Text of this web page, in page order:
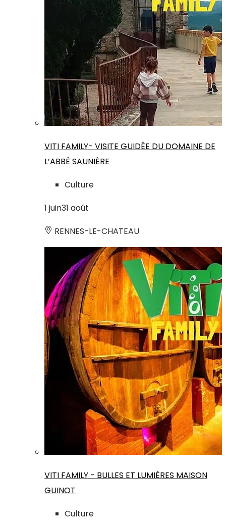
VITI FAMILY- VISITE GUIDÉE DU DOMAINE DE
L’ABBÉ SAUNIÈRE
Culture
1 juin31 août
RENNES-LE-CHATEAU
VITI FAMILY - BULLES ET LUMIÈRES MAISON
GUINOT
Culture